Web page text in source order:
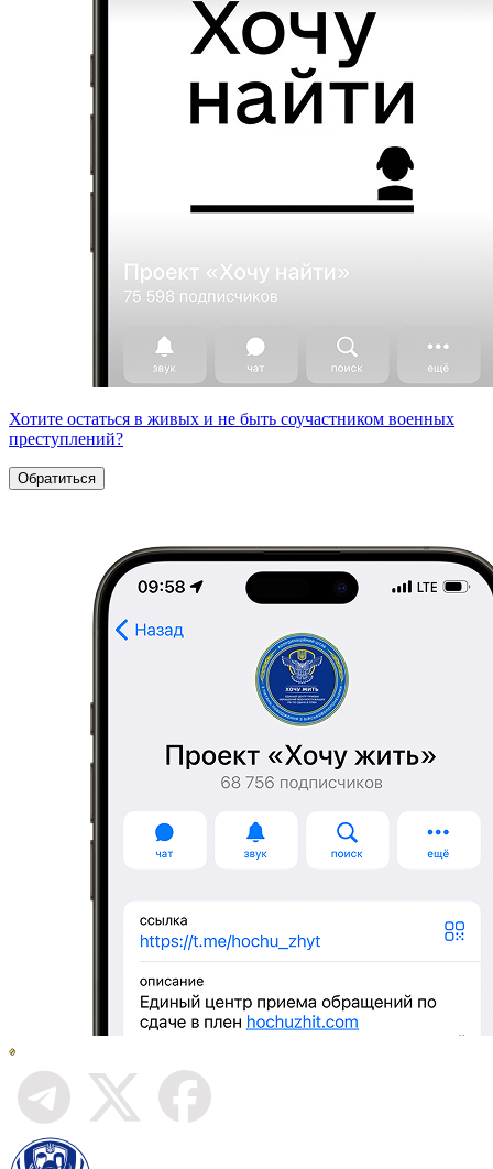
Хотите остаться в живых и не быть соучастником военных
преступлений?
Обратиться